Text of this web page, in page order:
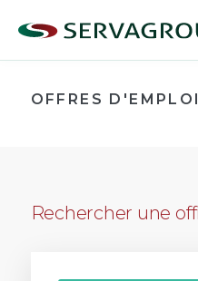
OFFRES D'EMPLOI
Rechercher une